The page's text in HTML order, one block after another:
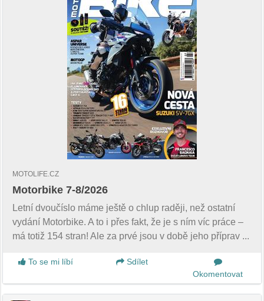
MOTOLIFE.CZ
Motorbike 7-8/2026
Letní dvoučíslo máme ještě o chlup raději, než ostatní
vydání Motorbike. A to i přes fakt, že je s ním víc práce –
má totiž 154 stran! Ale za prvé jsou v době jeho příprav ...
To se mi líbí
Sdílet
Okomentovat